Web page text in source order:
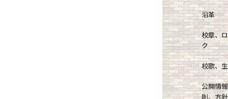
沿革
校章、
ク
校歌、
公開情
則、方